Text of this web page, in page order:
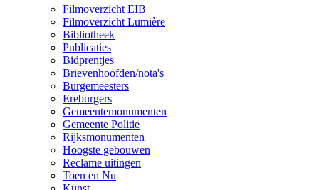
Filmoverzicht EIB
Filmoverzicht Lumière
Bibliotheek
Publicaties
Bidprentjes
Brievenhoofden/nota's
Burgemeesters
Ereburgers
Gemeentemonumenten
Gemeente Politie
Rijksmonumenten
Hoogste gebouwen
Reclame uitingen
Toen en Nu